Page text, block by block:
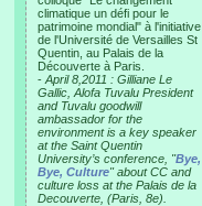
climatique un défi pour le
patrimoine mondial" à l'initiative
de l'Université de Versailles St
Quentin, au Palais de la
Découverte à Paris.
- April 8,2011 : Gilliane Le
Gallic, Alofa Tuvalu President
and Tuvalu goodwill
ambassador for the
environment is a key speaker
at the Saint Quentin
University’s conference, "Bye,
Bye, Culture" about CC and
culture loss at the Palais de la
Decouverte, (Paris, 8e).